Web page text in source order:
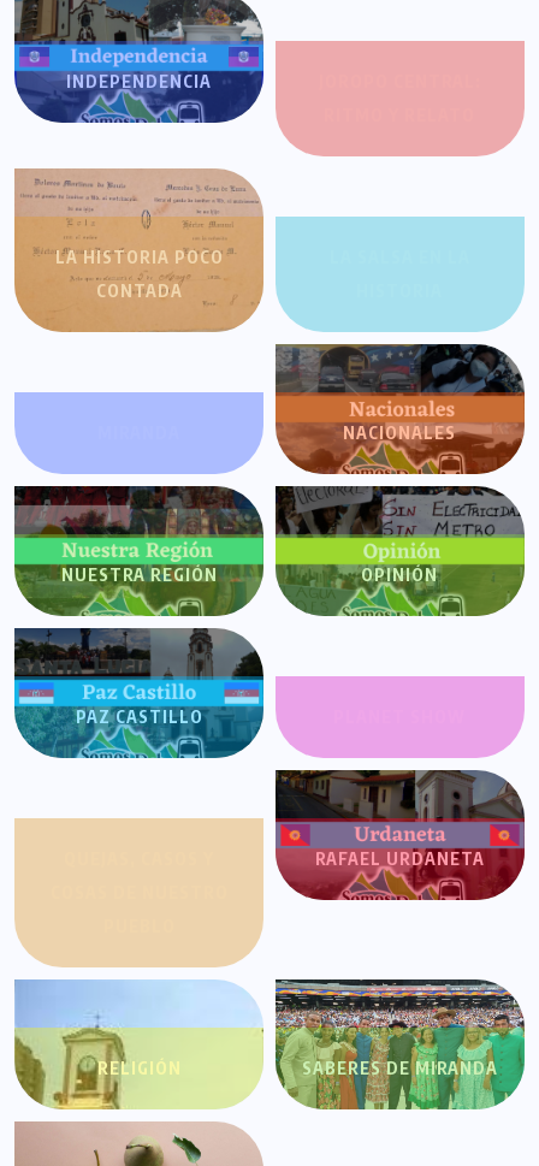
INDEPENDENCIA
LA HISTORIA POCO
CONTADA
NACIONALES
NUESTRA REGIÓN OPINIÓN
PAZ CASTILLO
RAFAEL URDANETA
RELIGIÓN SABERES DE MIRANDA